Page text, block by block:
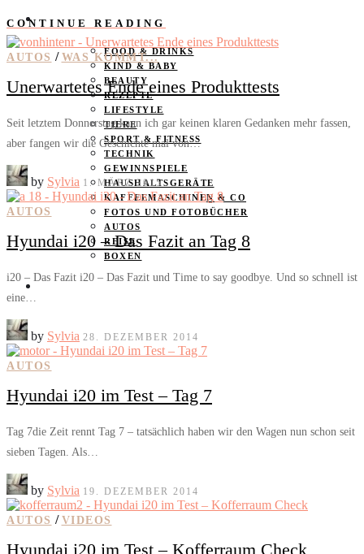
KATEGORIEN
FOOD & DRINKS
KIND & BABY
BEAUTY
REZEPTE
LIFESTYLE
TIERE
SPORT & FITNESS
TECHNIK
GEWINNSPIELE
HAUSHALTSGERÄTE
KAFFEEMASCHINEN & CO
FOTOS UND FOTOBÜCHER
AUTOS
REISE
BOXEN
CONTINUE READING
AUTOS / WAS KOMMT...
Unerwartetes Ende eines Produkttests
Seit letztem Donnerstag kann ich gar keinen klaren Gedanken mehr fassen,
aber fangen wir die Geschichte mal von…
by Sylvia 1. MÄRZ 2015
AUTOS
Hyundai i20 – Das Fazit an Tag 8
i20 – Das Fazit i20 – Das Fazit und Time to say goodbye. Und so schnell ist
eine…
by Sylvia 28. DEZEMBER 2014
AUTOS
Hyundai i20 im Test – Tag 7
Tag 7die Zeit rennt Tag 7 – tatsächlich haben wir den Wagen nun schon seit
sieben Tagen. Als…
by Sylvia 19. DEZEMBER 2014
AUTOS / VIDEOS
Hyundai i20 im Test – Kofferraum Check